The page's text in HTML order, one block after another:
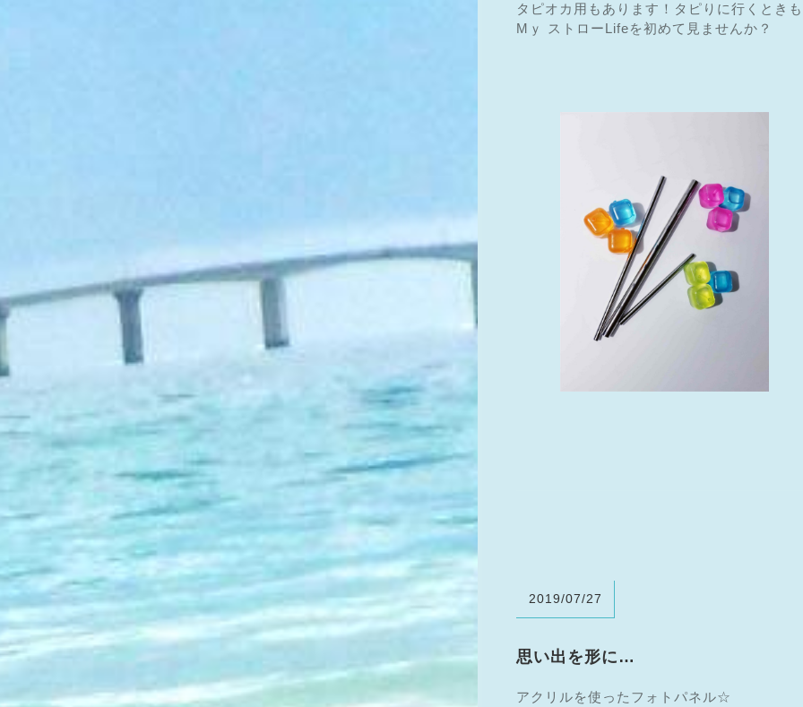
タピオカ用もあります！タピりに行くときも
Mｙ ストローLifeを初めて見ませんか？
2019/07/27
思い出を形に…
アクリルを使ったフォトパネル☆
RB CORPORATION
愛知県名古屋市港区小碓4丁目492
営業時間：10:00～17:00
定休日：土･日･祝
TEL:052-384-7701